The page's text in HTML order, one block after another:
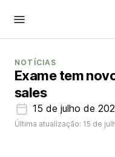
NOTÍCIAS
Exame tem
sales
15 de julho de
Última atualização: 15 de